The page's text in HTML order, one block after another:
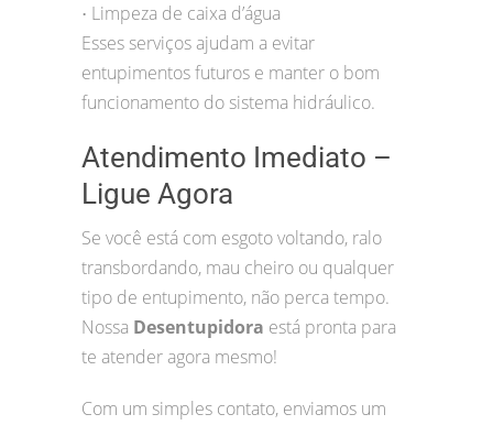
• Limpeza de caixa d’água
Esses serviços ajudam a evitar
entupimentos futuros e manter o bom
funcionamento do sistema hidráulico.
Atendimento Imediato –
Ligue Agora
Se você está com esgoto voltando, ralo
transbordando, mau cheiro ou qualquer
tipo de entupimento, não perca tempo.
Nossa Desentupidora está pronta para
te atender agora mesmo!
Com um simples contato, enviamos um